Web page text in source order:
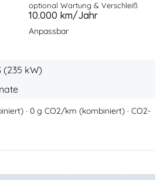
optional Wartung & Verschleiß
10.000 km/Jahr
Anpassbar
(235 kW)
· 0 g CO2/km (kombiniert) · CO2-